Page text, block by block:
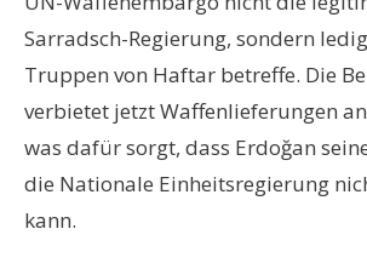
Sarradsch-Regierung, sondern
Truppen von Haftar betreffe. Die
verbietet jetzt Waffenlieferungen
was dafür sorgt, dass Erdoğan
die Nationale Einheitsregierung
kann.